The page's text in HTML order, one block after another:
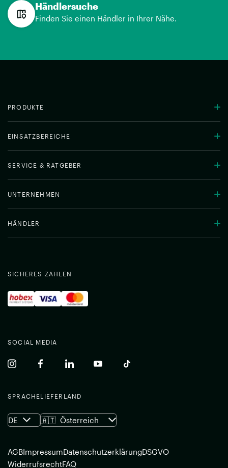
Händlersuche
Finden Sie einen Händler in Ihrer Nähe.
PRODUKTE
EINSATZBEREICHE
SERVICE & RATGEBER
UNTERNEHMEN
HÄNDLER
SICHERES ZAHLEN
SOCIAL MEDIA
(common.opens_in_new_window)
(common.opens_in_new_window)
(common.opens_in_new_window)
(common.opens_in_new_window)
SPRACHE
DE
LIEFERLAND
🇦🇹 Österreich
AGBImpressumDatenschutzerklärungDSGVO
WiderrufsrechtFAQ